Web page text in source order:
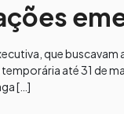
que
até 31 de
[…]